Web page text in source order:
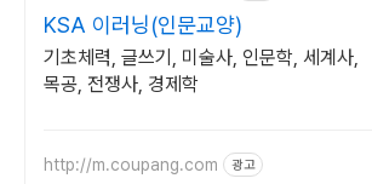
KSA 이러닝(인문교양)
기초체력, 글쓰기, 미술사, 인문학, 세계사,
목공, 전쟁사, 경제학
http://m.coupang.com 광고